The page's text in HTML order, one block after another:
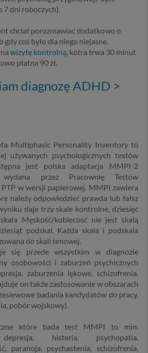
7 dni roboczych).
chciał porozmawiać dodatkowo o
gdy coś było dla niego niejasne,
wizytę kontrolną, kótra trwa 30 minut
płatna 90 zł.
diagnozę ADHD >
Multiphasic Personality Inventory to
używanych psychologicznych testów
jest polska adaptacja MMPI-2
przez Pracownię Testów
PTP w wersji papierowej. MMPI zawiera
należy odpowiedzieć prawda lub fałsz
daje trzy skale kontrolne, dziesięć
Męskość/kobiecość nie jest skalą
podskal. Każda skala i podskala
do skali tenowej.
się przede wszystkim w diagnozie
osobowości i zaburzeń psychicznych
zaburzenia lękowe, schizofrenia,
on także zastosowanie w obszarach
badania kandydatów do pracy,
pobór wojskowy).
które bada test MMPI to min.
histeria, psychopatia,
paranoja, psychastenia, schizofrenia,